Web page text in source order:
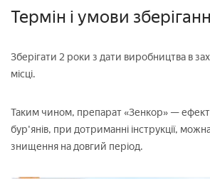
Термін і умови
Зберігати 2 роки з дати виробництва в
місці.
Таким чином, препарат «Зенкор» —
бур'янів, при дотриманні інструкції,
знищення на довгий період.